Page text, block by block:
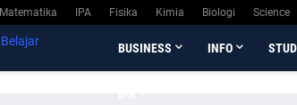
Matematika IPA Fisika Kimia Biologi Science
BUSINESS INFO